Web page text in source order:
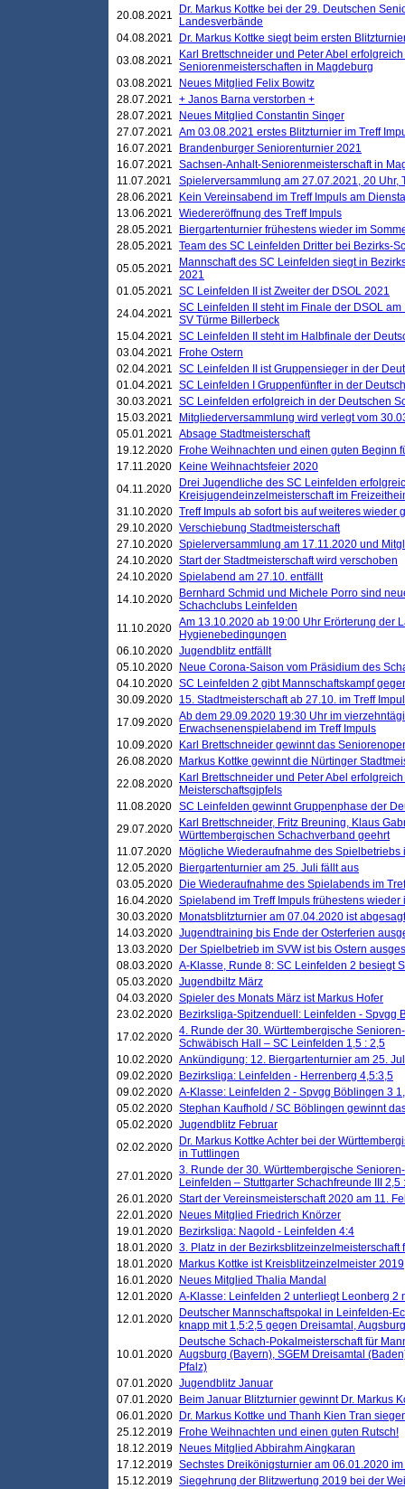
20.08.2021
Dr. Markus Kottke bei der 29. Deutschen
Landesverbände
04.08.2021
Dr. Markus Kottke siegt beim ersten
03.08.2021
Karl Brettschneider und Peter Abel
Seniorenmeisterschaften in Magdeburg
03.08.2021
Neues Mitglied Felix Bowitz
28.07.2021 + Janos Barna verstorben +
28.07.2021
Neues Mitglied Constantin Singer
27.07.2021 Am 03.08.2021 erstes Blitzturnier im Treff
16.07.2021
Brandenburger Seniorenturnier 2021
16.07.2021 Sachsen-Anhalt-Seniorenmeisterschaft in
11.07.2021
Spielerversammlung am 27.07.2021, 20 Uhr,
28.06.2021
Kein Vereinsabend im Treff Impuls am
13.06.2021 Wiedereröffnung des Treff Impuls
28.05.2021
Biergartenturnier frühestens wieder im
28.05.2021 Team des SC Leinfelden Dritter bei Bezirks-
05.05.2021
Mannschaft des SC Leinfelden siegt in
2021
01.05.2021 SC Leinfelden II ist Zweiter der DSOL 2021
24.04.2021 SC Leinfelden II steht im Finale der DSOL
SV Türme Billerbeck
15.04.2021 SC Leinfelden II steht im Halbfinale der
03.04.2021
Frohe Ostern
02.04.2021 SC Leinfelden II ist Gruppensieger in der
01.04.2021 SC Leinfelden I Gruppenfünfter in der
30.03.2021 SC Leinfelden erfolgreich in der Deutschen
15.03.2021
Mitgliederversammlung wird verlegt vom
05.01.2021 Absage Stadtmeisterschaft
19.12.2020
Frohe Weihnachten und einen guten Beginn
17.11.2020
Keine Weihnachtsfeier 2020
04.11.2020
Drei Jugendliche des SC Leinfelden
Kreisjugendeinzelmeisterschaft im
31.10.2020 Treff Impuls ab sofort bis auf weiteres wieder
29.10.2020 Verschiebung Stadtmeisterschaft
27.10.2020 Spielerversammlung am 17.11.2020 und
24.10.2020 Start der Stadtmeisterschaft wird verschoben
24.10.2020 Spielabend am 27.10. entfällt
14.10.2020
Bernhard Schmid und Michele Porro sind
Schachclubs Leinfelden
11.10.2020 Am 13.10.2020 ab 19:00 Uhr Erörterung der
Hygienebedingungen
06.10.2020 Jugendblitz entfällt
05.10.2020
Neue Corona-Saison vom Präsidium des
04.10.2020 SC Leinfelden 2 gibt Mannschaftskampf
30.09.2020 15. Stadtmeisterschaft ab 27.10. im Treff
17.09.2020 Ab dem 29.09.2020 19:30 Uhr im
Erwachsenenspielabend im Treff Impuls
10.09.2020
Karl Brettschneider gewinnt das
26.08.2020
Markus Kottke gewinnt die Nürtinger
22.08.2020
Karl Brettschneider und Peter Abel
Meisterschaftsgipfels
11.08.2020 SC Leinfelden gewinnt Gruppenphase der
29.07.2020
Karl Brettschneider, Fritz Breuning, Klaus
Württembergischen Schachverband geehrt
11.07.2020
Mögliche Wiederaufnahme des Spielbetriebs
12.05.2020
Biergartenturnier am 25. Juli fällt aus
03.05.2020
Die Wiederaufnahme des Spielabends im
16.04.2020 Spielabend im Treff Impuls frühestens wieder
30.03.2020
Monatsblitzturnier am 07.04.2020 ist abgesagt
14.03.2020 Jugendtraining bis Ende der Osterferien
13.03.2020
Der Spielbetrieb im SVW ist bis Ostern
08.03.2020 A-Klasse, Runde 8: SC Leinfelden 2 besiegt
05.03.2020 Jugendbiltz März
04.03.2020 Spieler des Monats März ist Markus Hofer
23.02.2020
Bezirksliga-Spitzenduell: Leinfelden - Spvgg
17.02.2020 4. Runde der 30. Württembergische
Schwäbisch Hall – SC Leinfelden 1,5 : 2,5
10.02.2020 Ankündigung: 12. Biergartenturnier am 25.
09.02.2020
Bezirksliga: Leinfelden - Herrenberg 4,5:3,5
09.02.2020 A-Klasse: Leinfelden 2 - Spvgg Böblingen 3
05.02.2020 Stephan Kaufhold / SC Böblingen gewinnt
05.02.2020 Jugendblitz Februar
02.02.2020
Dr. Markus Kottke Achter bei der
in Tuttlingen
27.01.2020 3. Runde der 30. Württembergische
Leinfelden – Stuttgarter Schachfreunde III 2,5
26.01.2020 Start der Vereinsmeisterschaft 2020 am 11.
22.01.2020
Neues Mitglied Friedrich Knörzer
19.01.2020
Bezirksliga: Nagold - Leinfelden 4:4
18.01.2020 3. Platz in der Bezirksblitzeinzelmeisterschaft
18.01.2020
Markus Kottke ist Kreisblitzeinzelmeister 2019
16.01.2020
Neues Mitglied Thalia Mandal
12.01.2020 A-Klasse: Leinfelden 2 unterliegt Leonberg 2
12.01.2020
Deutscher Mannschaftspokal in Leinfelden-
knapp mit 1,5:2,5 gegen Dreisamtal,
10.01.2020
Deutsche Schach-Pokalmeisterschaft für
Augsburg (Bayern), SGEM Dreisamtal
Pfalz)
07.01.2020 Jugendblitz Januar
07.01.2020
Beim Januar Blitzturnier gewinnt Dr. Markus
06.01.2020
Dr. Markus Kottke und Thanh Kien Tran
25.12.2019
Frohe Weihnachten und einen guten Rutsch!
18.12.2019
Neues Mitglied Abbirahm Aingkaran
17.12.2019 Sechstes Dreikönigsturnier am 06.01.2020
15.12.2019 Siegehrung der Blitzwertung 2019 bei der